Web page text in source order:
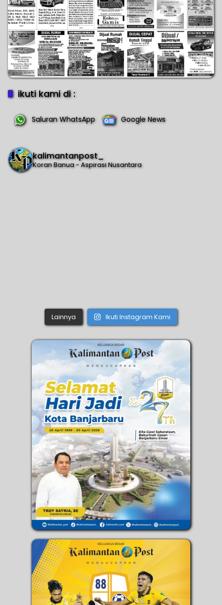
ikuti kami di :
Saluran WhatsApp Google News
kalimantanpost_
Koran Banua - Aspirasi Nusantara
Lainnya Ikuti Instagram Kami